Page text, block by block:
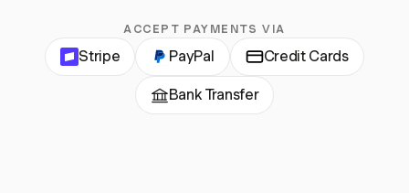
ACCEPT PAYMENTS VIA
Stripe PayPal Credit Cards
Bank Transfer